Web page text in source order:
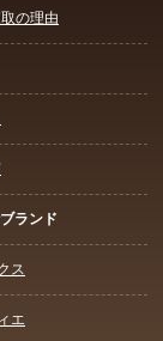
の理由
ランド
ス
エ